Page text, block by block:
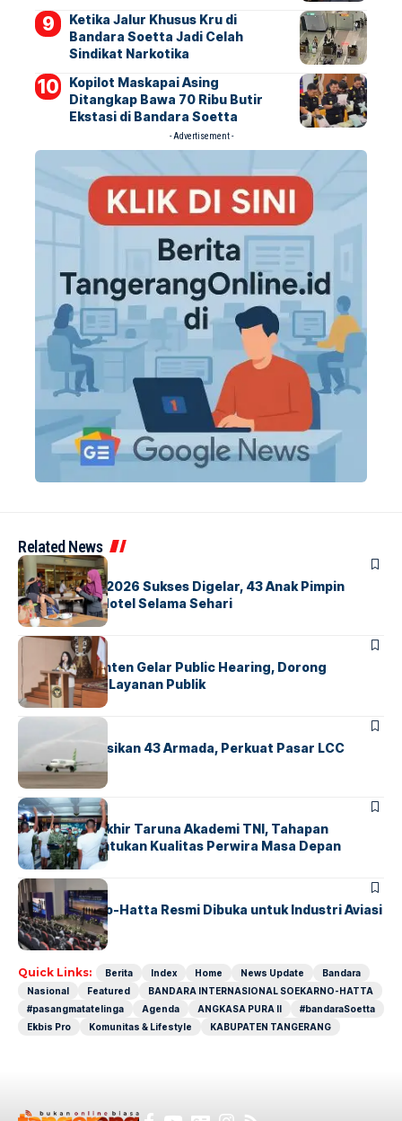
Ketika Jalur Khusus Kru di
Bandara Soetta Jadi Celah
Sindikat Narkotika
Kopilot Maskapai Asing
Ditangkap Bawa 70 Ribu Butir
Ekstasi di Bandara Soetta
- Advertisement -
Related News
BERITAINDEX
GM For A Day 2026 Sukses Digelar, 43 Anak Pimpin
Operasional Hotel Selama Sehari
BANDARA BERITA
Karantina Banten Gelar Public Hearing, Dorong
Transparansi Layanan Publik
BANDARA
Citilink Operasikan 43 Armada, Perkuat Pasar LCC
Nasional
BERITA
Sidang Pantukhir Taruna Akademi TNI, Tahapan
Strategis Tentukan Kualitas Perwira Masa Depan
BANDARA BERITA
IALC Soekarno-Hatta Resmi Dibuka untuk Industri Aviasi
Dunia
Quick Links: Berita Index Home News Update
Bandara
Nasional
Featured
BANDARA INTERNASIONAL SOEKARNO-HATTA
#pasangmatatelinga
Agenda ANGKASA PURA II
#bandaraSoetta
Ekbis Pro
Komunitas & Lifestyle KABUPATEN TANGERANG